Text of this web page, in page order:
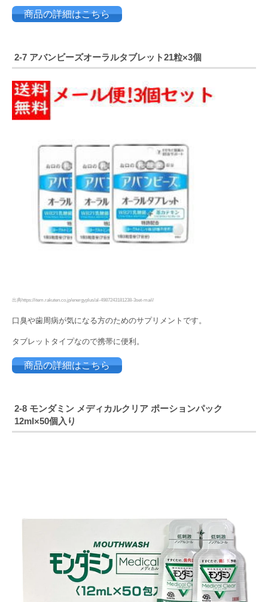
商品の詳細はこちら
2-7 アバンビーズオーラルタブレット21粒×3個
出典https://item.rakuten.co.jp/energyplus/al-4987243181238-3set-mail/
口臭や歯周病が気になる方のためのサプリメントです。
タブレットタイプなので携帯に便利。
商品の詳細はこちら
2-8 モンダミン メディカルクリア ポーションパック
12ml×50個入り